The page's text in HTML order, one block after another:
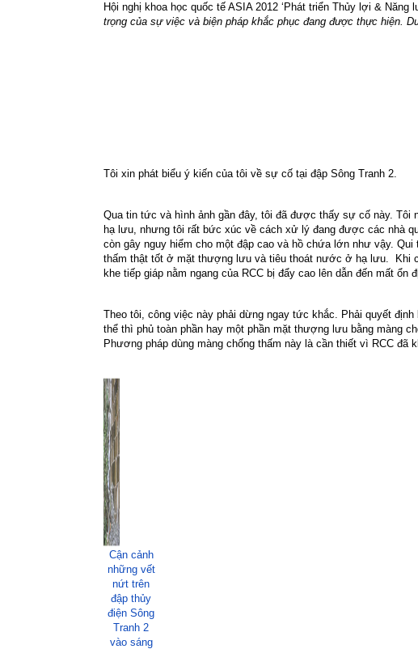
Hội nghị khoa học quốc tế ASIA 2012 ‘Phát triển Thủy lợi & Năng
trọng của sự việc và biện pháp khắc phục đang được thực hiện.
Tôi xin phát biểu ý kiến của tôi về sự cố tại đập Sông Tranh 2.
Qua tin tức và hình ảnh gần đây, tôi đã được thấy sự cố này.
hạ lưu, nhưng tôi rất bức xúc về cách xử lý đang được các nhà
còn gây nguy hiểm cho một đập cao và hồ chứa lớn như vậy.
thấm thật tốt ở mặt thượng lưu và tiêu thoát nước ở hạ lưu.
Khi
khe tiếp giáp nằm ngang của RCC bị đẩy cao lên dẫn đến mất ổn
Theo tôi, công việc này phải dừng ngay tức khắc. Phải quyết
thể thì phủ toàn phần hay một phần mặt thượng lưu bằng màng
Phương pháp dùng màng chống thấm này là cần thiết vì RCC
Cận cảnh
những vết
nứt trên
đập thủy
điện Sông
Tranh 2
vào sáng